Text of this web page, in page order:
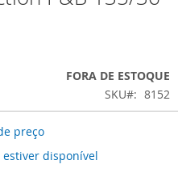
FORA DE ESTOQUE
SKU
8152
preço
disponível